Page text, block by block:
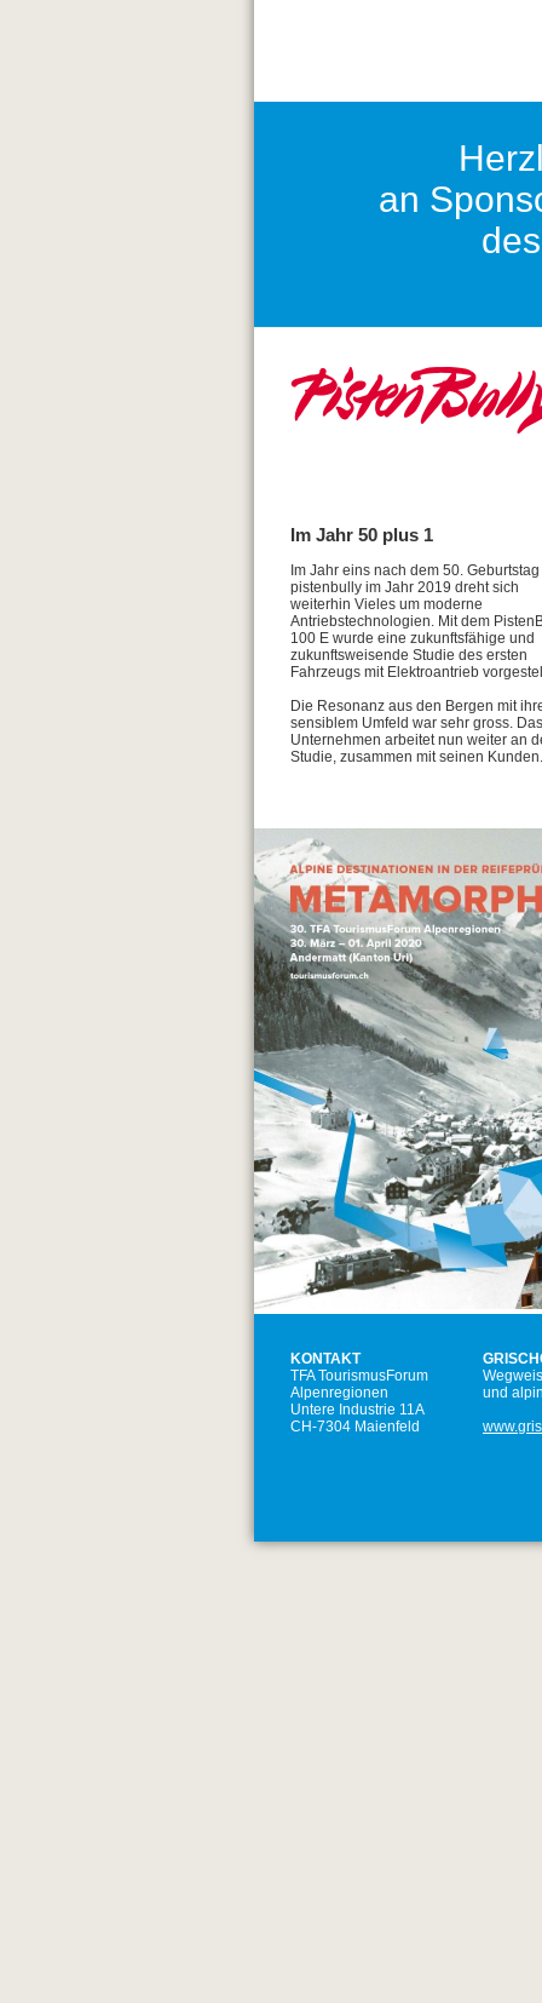
an
Im Jahr 50 plus 1
Im Jahr eins nach dem 50.
pistenbully im Jahr 2019 dreht sich
weiterhin Vieles um moderne
Antriebstechnologien. Mit dem
100 E wurde eine zukunftsfähige und
zukunftsweisende Studie des ersten
Fahrzeugs mit Elektroantrieb
Die Resonanz aus den Bergen mit
sensiblem Umfeld war sehr gross. Das
Unternehmen arbeitet nun weiter an
Studie, zusammen mit seinen Kunden.
KONTAKT
TFA TourismusForum
Alpenregionen
Untere Industrie 11A
CH-7304 Maienfeld
und